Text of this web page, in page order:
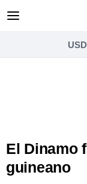
USD
El Dinamo
guineano